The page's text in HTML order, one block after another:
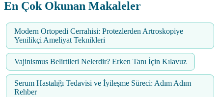
En Çok Okunan Makaleler
Modern Ortopedi Cerrahisi: Protezlerden Artroskopiye
Yenilikçi Ameliyat Teknikleri
Vajinismus Belirtileri Nelerdir? Erken Tanı İçin Kılavuz
Serum Hastalığı Tedavisi ve İyileşme Süreci: Adım Adım
Rehber